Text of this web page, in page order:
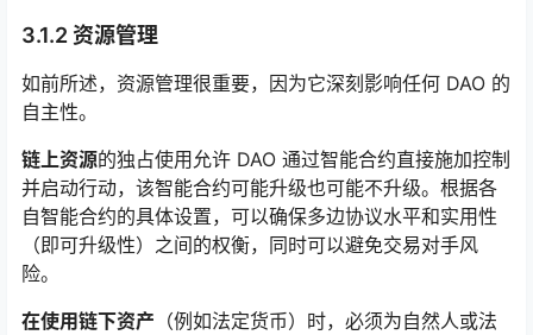
3.1.2 资源管理
如前所述，资源管理很重要，因为它深刻影响任何 DAO 的
自主性。
链上资源的独占使用允许 DAO 通过智能合约直接施加控制
并启动行动，该智能合约可能升级也可能不升级。根据各
自智能合约的具体设置，可以确保多边协议水平和实用性
（即可升级性）之间的权衡，同时可以避免交易对手风
险。
在使用链下资产 （例如法定货币）时，必须为自然人或法